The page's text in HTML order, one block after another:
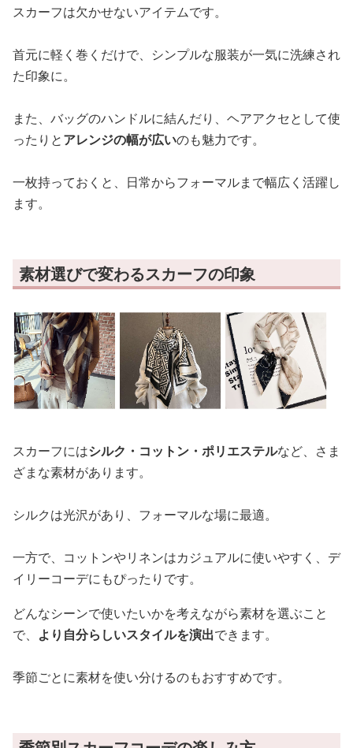
スカーフは欠かせないアイテムです。
首元に軽く巻くだけで、シンプルな服装が一気に洗練され
た印象に。
また、バッグのハンドルに結んだり、ヘアアクセとして使
ったりとアレンジの幅が広いのも魅力です。
一枚持っておくと、日常からフォーマルまで幅広く活躍し
ます。
素材選びで変わるスカーフの印象
スカーフにはシルク・コットン・ポリエステルなど、さま
ざまな素材があります。
シルクは光沢があり、フォーマルな場に最適。
一方で、コットンやリネンはカジュアルに使いやすく、デ
イリーコーデにもぴったりです。
どんなシーンで使いたいかを考えながら素材を選ぶこと
で、 より自分らしいスタイルを演出できます。
季節ごとに素材を使い分けるのもおすすめです。